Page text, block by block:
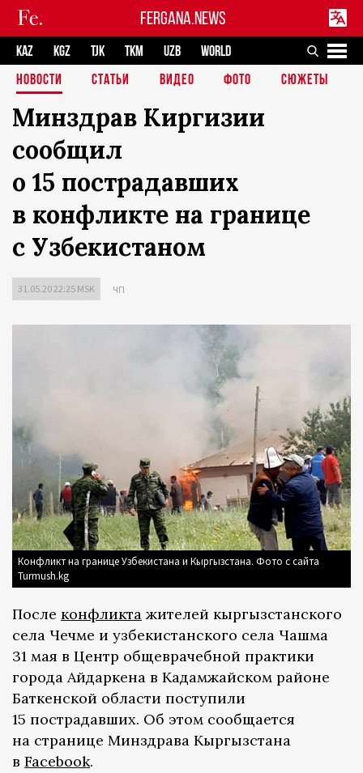
FERGANA.NEWS
KAZ KGZ TJK TKM UZB
WORLD
НОВОСТИ
СТАТЬИ ВИДЕО ФОТО СЮЖЕТЫ
Минздрав Киргизии
сообщил
о 15 пострадавших
в конфликте на границе
с Узбекистаном
31.05.20 22:25 MSK ЧП
Конфликт на границе Узбекистана и Кыргызстана. Фото с сайта
Turmush.kg
После конфликта жителей кыргызстанского
села Чечме и узбекистанского села Чашма
31 мая ​в Центр общеврачебной практики
города Айдаркена в Кадамжайском районе
Баткенской области поступили
15 пострадавших. Об этом сообщается
на странице Минздрава Кыргызстана
в Facebook.